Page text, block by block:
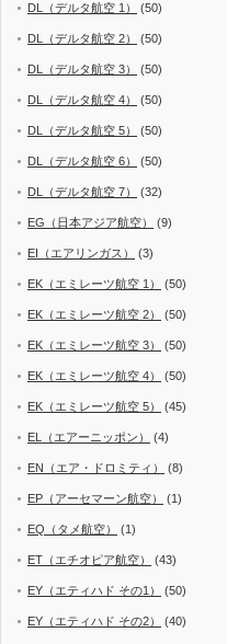
DL（デルタ航空 1） (50)
DL（デルタ航空 2） (50)
DL（デルタ航空 3） (50)
DL（デルタ航空 4） (50)
DL（デルタ航空 5） (50)
DL（デルタ航空 6） (50)
DL（デルタ航空 7） (32)
EG（日本アジア航空） (9)
EI（エアリンガス） (3)
EK（エミレーツ航空 1） (50)
EK（エミレーツ航空 2） (50)
EK（エミレーツ航空 3） (50)
EK（エミレーツ航空 4） (50)
EK（エミレーツ航空 5） (45)
EL（エアーニッポン） (4)
EN（エア・ドロミティ） (8)
EP（アーセマーン航空） (1)
EQ（タメ航空） (1)
ET（エチオピア航空） (43)
EY（エティハド その1） (50)
EY（エティハド その2） (40)